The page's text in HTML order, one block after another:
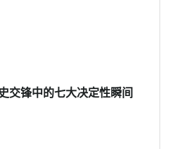
交锋中的七大决定性瞬间